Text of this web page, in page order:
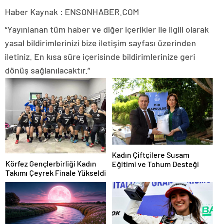
Haber Kaynak : ENSONHABER.COM
“Yayınlanan tüm haber ve diğer içerikler ile ilgili olarak
yasal bildirimlerinizi bize iletişim sayfası üzerinden
iletiniz. En kısa süre içerisinde bildirimlerinize geri
dönüş sağlanılacaktır.”
Körfez Gençlerbirliği Kadın
Takımı Çeyrek Finale Yükseldi
Kadın Çiftçilere Susam
Eğitimi ve Tohum Desteği